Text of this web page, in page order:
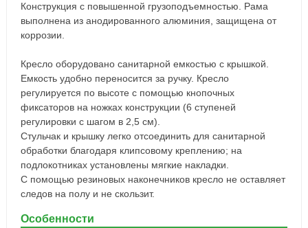
Конструкция с повышенной грузоподъемностью. Рама
выполнена из анодированного алюминия, защищена от
коррозии.
Кресло оборудовано санитарной емкостью с крышкой.
Емкость удобно переносится за ручку. Кресло
регулируется по высоте с помощью кнопочных
фиксаторов на ножках конструкции (6 ступеней
регулировки с шагом в 2,5 см).
Стульчак и крышку легко отсоединить для санитарной
обработки благодаря клипсовому креплению; на
подлокотниках установлены мягкие накладки.
С помощью резиновых наконечников кресло не оставляет
следов на полу и не скользит.
Особенности